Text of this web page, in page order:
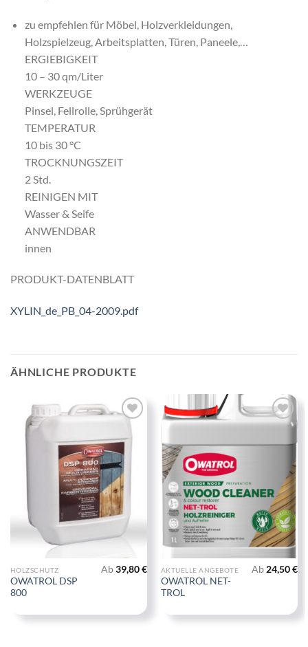
zu empfehlen für Möbel, Holzverkleidungen,
Holzspielzeug, Arbeitsplatten, Türen, Paneele,…
ERGIEBIGKEIT
10 – 30 qm/Liter
WERKZEUGE
Pinsel, Fellrolle, Sprühgerät
TEMPERATUR
10 bis 30 °C
TROCKNUNGSZEIT
2 Std.
REINIGEN MIT
Wasser & Seife
ANWENDBAR
innen
PRODUKT-DATENBLATT
XYLIN_de_PB_04-2009.pdf
ÄHNLICHE PRODUKTE
Zu
Wunschliste
hinzufügen
HOLZSCHUTZ
OWATROL DSP
800
Ab39,80€
Zu
AKTUELLE ANGEBOTE
OWATROL NET-
TROL
Ab 24,50€